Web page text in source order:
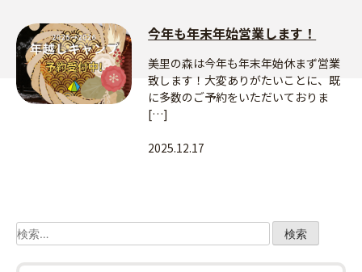
今年も年末年始営業します！
美里の森は今年も年末年始休まず営業
致します！大変ありがたいことに、既
に多数のご予約をいただいておりま
[…]
2025.12.17
検
索: